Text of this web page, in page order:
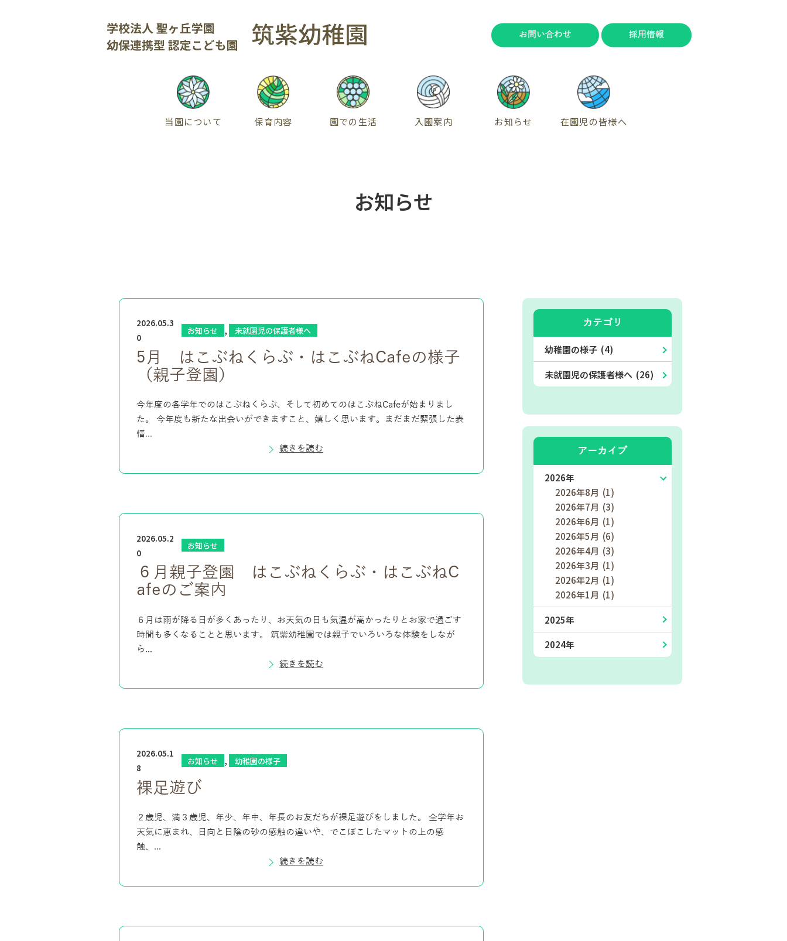
お問い合わせ 採用情報
当園について 保育内容 園での生活 入園案内 お知らせ 在園児の皆様へ
お知らせ
2026.05.3
0
お知らせ , 未就園児の保護者様へ
5月 はこぶねくらぶ・はこぶねCafeの様子
（親子登園）
今年度の各学年でのはこぶねくらぶ、そして初めてのはこぶねCafeが始まりまし
た。 今年度も新たな出会いができますこと、嬉しく思います。まだまだ緊張した表
情...
続きを読む
2026.05.2
0
お知らせ
６月親子登園 はこぶねくらぶ・はこぶねC
afeのご案内
６月は雨が降る日が多くあったり、お天気の日も気温が高かったりとお家で過ごす
時間も多くなることと思います。 筑紫幼稚園では親子でいろいろな体験をしなが
ら...
続きを読む
2026.05.1
8
お知らせ , 幼稚園の様子
裸足遊び
２歳児、満３歳児、年少、年中、年長のお友だちが裸足遊びをしました。 全学年お
天気に恵まれ、日向と日陰の砂の感触の違いや、でこぼこしたマットの上の感
触、...
続きを読む
カテゴリ
幼稚園の様子 (4)
未就園児の保護者様へ (26)
アーカイブ
2026年
2026年8月 (1)
2026年7月 (3)
2026年6月 (1)
2026年5月 (6)
2026年4月 (3)
2026年3月 (1)
2026年2月 (1)
2026年1月 (1)
2025年
2024年